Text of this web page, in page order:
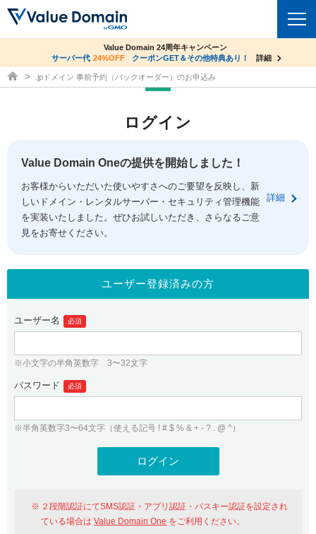
ドメイントップ
ドメイン移管
ドメイン価格一覧
ドメイン一括検索
.jpドメインオークション
gTLDオークション NEW!
.jpドメインバックオーダー
プレミアムドメイン
人気ドメインの種類
WHOIS検索
コアサーバー
バリューサーバー
XREA
セキュリティトップ
Value Domain ネットde診断
SSL証明書
サービストップ
お得意様割引
紹介制度
バリュードメインAPI
ドメイン・ホスティングOEM
facebook
ログイン
従来のバリュードメインをご利用希望の方
Value Domainにログイン
おすすめ One レンタルサーバーを含む最新の機能を使う方
ユーザー登録
co.jpドメイン✕コアサーバーV2ビジネス応援キャンペーン
サーバー料金1年間無料
詳細
Value Domain 24周年キャンペーン
サーバー代 24%OFF クーポンGET＆その他特典あり！ 詳細
ドメイン取得ならバリュードメイン
.jpドメイン 事前予約（バックオーダー）のお申込み
ログイン
Value Domain Oneの提供を開始しました！
お客様からいただいた使いやすさへのご要望を反映し、新
しいドメイン・レンタルサーバー・セキュリティ管理機能
を実装いたしました。ぜひお試しいただき、さらなるご意
見をお寄せください。
詳細
ユーザー登録済みの方
ユーザー名 必須
※小文字の半角英数字 3〜32文字
パスワード 必須
※半角英数字3〜64文字（使える記号 ! # $ % & + - ? . @ ^）
２段階認証にてSMS認証・アプリ認証・パスキー認証を設定され
ている場合はValue Domain One をご利用ください。